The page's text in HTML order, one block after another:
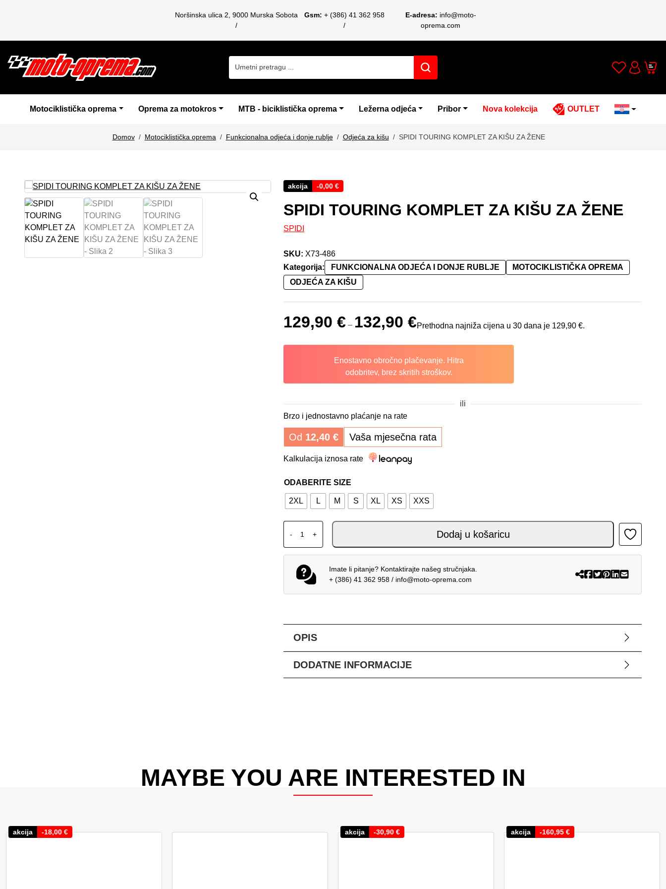
Noršinska ulica 2, 9000 Murska Sobota Gsm: + (386) 41 362 958 E-adresa: info@moto-
oprema.com
Wishlist
Cart
Motociklistička oprema Oprema za motokros MTB - biciklistička oprema Ležerna odjeća Pribor Nova kolekcija OUTLET
Domov Motociklistička oprema Funkcionalna odjeća i donje rublje Odjeća za kišu SPIDI TOURING KOMPLET ZA KIŠU ZA ŽENE
akcija -0,00€
SPIDI TOURING KOMPLET ZA KIŠU ZA ŽENE
SPIDI
SKU: X73-486
Kategorija:
FUNKCIONALNA ODJEĆA I DONJE RUBLJE
MOTOCIKLISTIČKA OPREMA
ODJEĆA ZA KIŠU
129,90€ – 132,90€Prethodna najniža cijena u 30 dana je 129,90€.
Enostavno obročno plačevanje. Hitra
odobritev, brez skritih stroškov.
ili
Brzo i jednostavno plaćanje na rate
Od 12,40€ Vaša mjesečna rata
Kalkulacija iznosa rate
ODABERITE SIZE
2XL L M S XL XS XXS
-
SPIDI TOURING KOMPLET ZA KIŠU ZA ŽENE količina
+ Dodaj u košaricu
Imate li pitanje? Kontaktirajte našeg stručnjaka.
+ (386) 41 362 958 / info@moto-oprema.com
OPIS
DODATNE INFORMACIJE
MAYBE YOU ARE INTERESTED IN
akcija -18,00 € akcija -30,90 € akcija -160,95 €